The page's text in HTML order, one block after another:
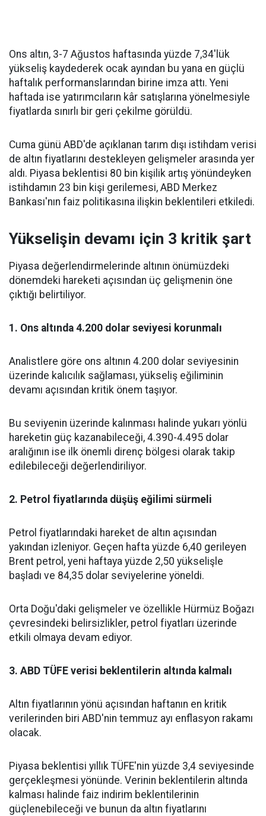
Ons altın, 3-7 Ağustos haftasında yüzde 7,34'lük
yükseliş kaydederek ocak ayından bu yana en güçlü
haftalık performanslarından birine imza attı. Yeni
haftada ise yatırımcıların kâr satışlarına yönelmesiyle
fiyatlarda sınırlı bir geri çekilme görüldü.
Cuma günü ABD'de açıklanan tarım dışı istihdam verisi
de altın fiyatlarını destekleyen gelişmeler arasında yer
aldı. Piyasa beklentisi 80 bin kişilik artış yönündeyken
istihdamın 23 bin kişi gerilemesi, ABD Merkez
Bankası'nın faiz politikasına ilişkin beklentileri etkiledi.
Yükselişin devamı için 3 kritik şart
Piyasa değerlendirmelerinde altının önümüzdeki
dönemdeki hareketi açısından üç gelişmenin öne
çıktığı belirtiliyor.
1. Ons altında 4.200 dolar seviyesi korunmalı
Analistlere göre ons altının 4.200 dolar seviyesinin
üzerinde kalıcılık sağlaması, yükseliş eğiliminin
devamı açısından kritik önem taşıyor.
Bu seviyenin üzerinde kalınması halinde yukarı yönlü
hareketin güç kazanabileceği, 4.390-4.495 dolar
aralığının ise ilk önemli direnç bölgesi olarak takip
edilebileceği değerlendiriliyor.
2. Petrol fiyatlarında düşüş eğilimi sürmeli
Petrol fiyatlarındaki hareket de altın açısından
yakından izleniyor. Geçen hafta yüzde 6,40 gerileyen
Brent petrol, yeni haftaya yüzde 2,50 yükselişle
başladı ve 84,35 dolar seviyelerine yöneldi.
Orta Doğu'daki gelişmeler ve özellikle Hürmüz Boğazı
çevresindeki belirsizlikler, petrol fiyatları üzerinde
etkili olmaya devam ediyor.
3. ABD TÜFE verisi beklentilerin altında kalmalı
Altın fiyatlarının yönü açısından haftanın en kritik
verilerinden biri ABD'nin temmuz ayı enflasyon rakamı
olacak.
Piyasa beklentisi yıllık TÜFE'nin yüzde 3,4 seviyesinde
gerçekleşmesi yönünde. Verinin beklentilerin altında
kalması halinde faiz indirim beklentilerinin
güçlenebileceği ve bunun da altın fiyatlarını